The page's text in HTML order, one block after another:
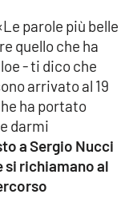
parole più belle
quello che ha
- ti dico che
arrivato al 19
ha portato
darmi
a Sergio Nucci
si richiamano al